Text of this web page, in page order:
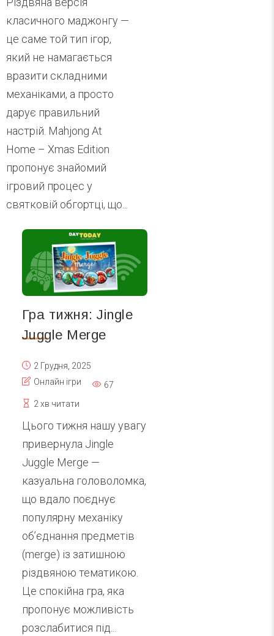
класичного маджонгу —
це саме той тип ігор,
який не намагається
вразити складними
механіками, а просто
дарує правильний
настрій. Mahjong At
Home – Xmas Edition
пропонує знайомий
ігровий процес у
святковій обгортці, що...
Гра тижня: Jingle
Juggle Merge
2 Грудня, 2025
Онлайн ігри
67
2 хв читати
Цього тижня нашу увагу
привернула Jingle
Juggle Merge —
казуальна головоломка,
що вдало поєднує
популярну механіку
об’єднання предметів
(merge) із затишною
різдвяною тематикою.
Це спокійна гра, яка
пропонує можливість
розслабитися під...